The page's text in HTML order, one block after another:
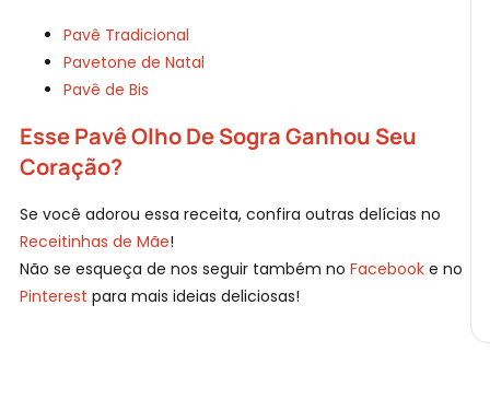
Pavê Tradicional
Pavetone de Natal
Pavê de Bis
Esse Pavê Olho De Sogra Ganhou Seu
Coração?
Se você adorou essa receita, confira outras delícias no
Receitinhas de Mãe!
Não se esqueça de nos seguir também no Facebook e no
Pinterest para mais ideias deliciosas!